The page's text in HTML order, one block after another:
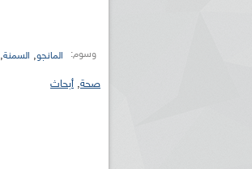
وسوم: المانجو, السمنة,
صحة, أبحاث